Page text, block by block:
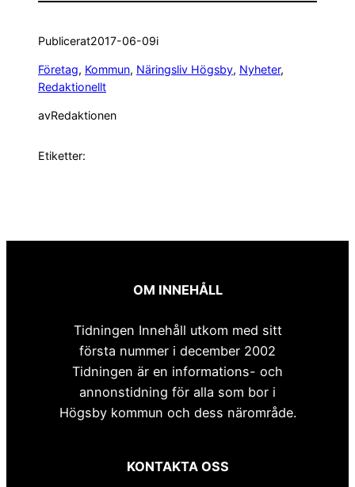
Publicerat2017-06-09i
Företag, Kommun, Näringsliv Högsby, Nyheter
Redaktionellt
avRedaktionen
Etiketter:
OM INNEHÅLL
Tidningen Innehåll utkom med sitt
första nummer i december 2002
Tidningen är en informations- och
annonstidning för alla som bor i
Högsby kommun och dess närområde.
KONTAKTA OSS